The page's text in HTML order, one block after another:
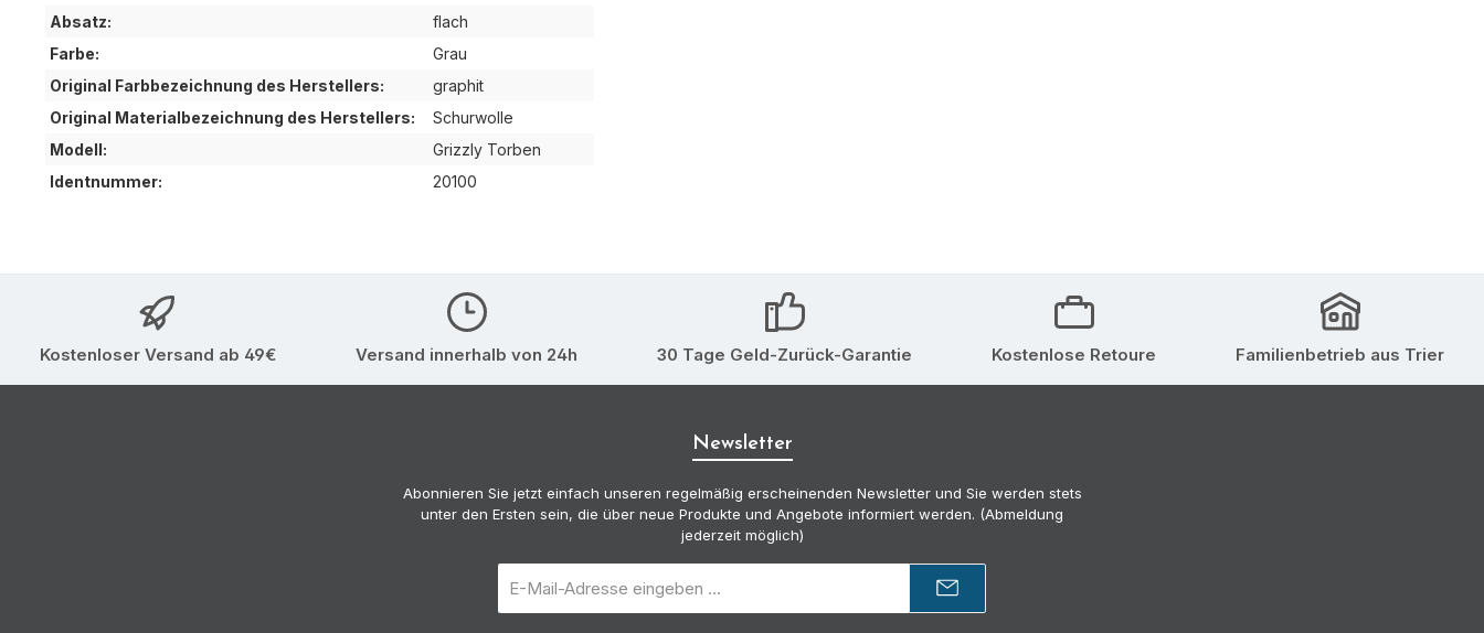
Absatz:
flach
Farbe:
Grau
Original Farbbezeichnung des Herstellers:
graphit
Original Materialbezeichnung des Herstellers:
Schurwolle
Modell:
Grizzly Torben
Identnummer:
20100
Kostenloser Versand ab 49€ Versand innerhalb von 24h 30 Tage Geld-Zurück-Garantie Kostenlose Retoure Familienbetrieb aus Trier
Newsletter
Abonnieren Sie jetzt einfach unseren regelmäßig erscheinenden Newsletter und Sie werden stets
unter den Ersten sein, die über neue Produkte und Angebote informiert werden. (Abmeldung
jederzeit möglich)
Mail-